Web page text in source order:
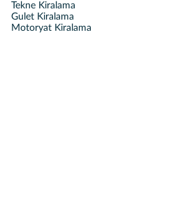
Tekne Kiralama
Gulet Kiralama
Motoryat Kiralama